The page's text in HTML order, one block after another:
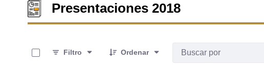
Presentaciones 2018
Filtro
Ordenar